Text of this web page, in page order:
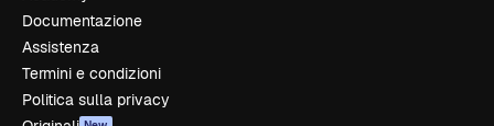
Documentazione
Assistenza
Termini e condizioni
Politica sulla privacy